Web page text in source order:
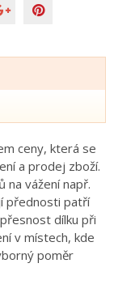
ceny, která se
a prodej zboží.
na vážení např.
přednosti patří
dílku při
v místech, kde
poměr